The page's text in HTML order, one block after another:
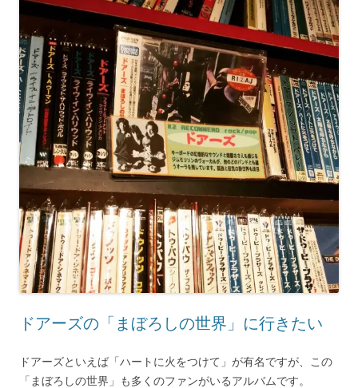
ドアーズの「まぼろしの世界」に行きたい
ドアーズといえば「ハートに火をつけて」が有名ですが、この
「まぼろしの世界」も多くのファンがいるアルバムです。